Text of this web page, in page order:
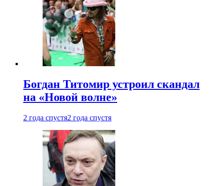
Богдан Титомир устроил скандал
на «Новой волне»
2 года спустя2 года спустя